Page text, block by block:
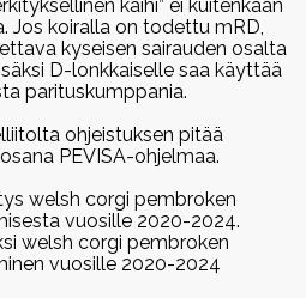
pennut?
jalostukseen?
urokset
urokset
2024
2024
2023
2023
2023
2023 Jämsä
2022
Show 2021
2022
2021
2020
2019
2018
kaihi” ei kuitenkaan
Jos koiralla on todettu mRD,
kyseisen sairauden osalta
D-lonkkaiselle saa käyttää
parituskumppania.
ohjeistuksen pitää
PEVISA-ohjelmaa.
welsh corgi pembroken
vuosille 2020-2024.
welsh corgi pembroken
vuosille 2020-2024